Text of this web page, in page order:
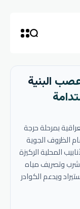
البنية
بمرحلة حرجة
الظروف الجوية
المحلية الركيزة
وتصريف مياه
ويدعم الكوادر